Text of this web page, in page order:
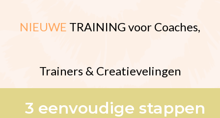
NIEUWE TRAINING voor Coaches,
Trainers & Creatievelingen
3 eenvoudige stappen